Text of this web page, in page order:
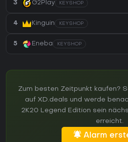
3 G2Play KEYSHOP
4 Kinguin KEYSHOP
5 Eneba KEYSHOP
Zum besten Zeitpunkt kaufen?
auf XD.deals und werde
2K20 Legend Edition sein
erreicht.
Alarm